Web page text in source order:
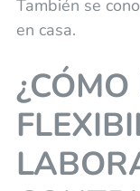
También se
en casa.